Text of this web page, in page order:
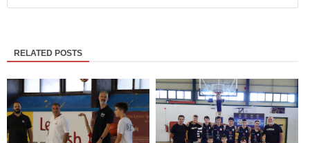
RELATED POSTS